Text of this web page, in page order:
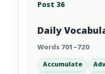
Post 36
Daily
Words 701–720
Accumulate